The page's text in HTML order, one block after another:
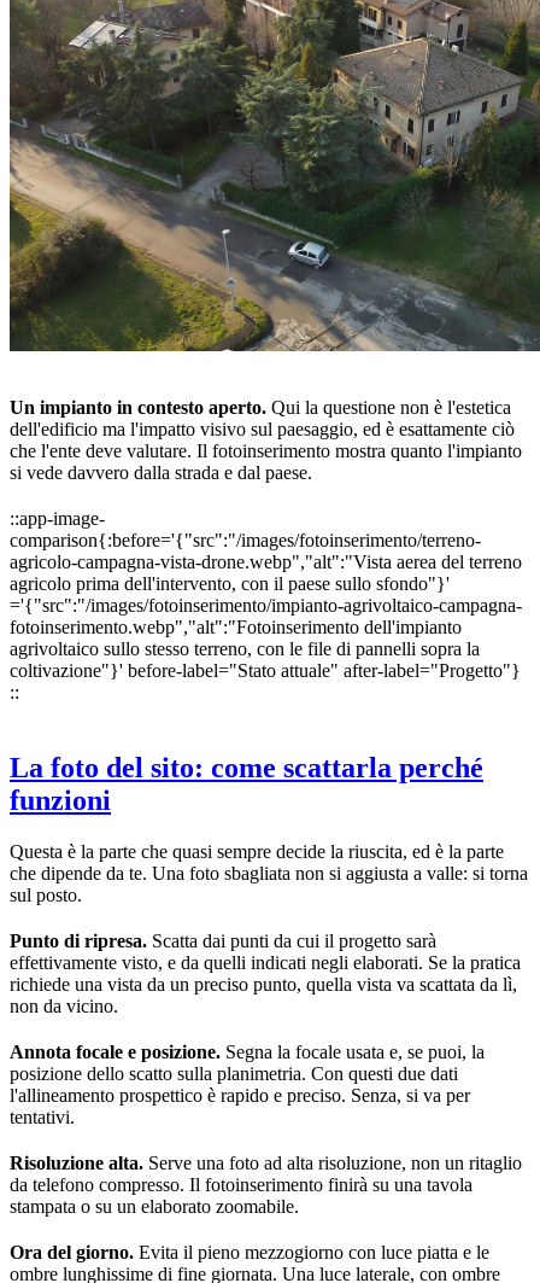
Un impianto in contesto aperto. Qui la questione non è l'estetica
dell'edificio ma l'impatto visivo sul paesaggio, ed è esattamente ciò
che l'ente deve valutare. Il fotoinserimento mostra quanto l'impianto
si vede davvero dalla strada e dal paese.
::app-image-
comparison{:before='{"src":"/images/fotoinserimento/terreno-
agricolo-campagna-vista-drone.webp","alt":"Vista aerea del terreno
agricolo prima dell'intervento, con il paese sullo sfondo"}'
='{"src":"/images/fotoinserimento/impianto-agrivoltaico-campagna-
fotoinserimento.webp","alt":"Fotoinserimento dell'impianto
agrivoltaico sullo stesso terreno, con le file di pannelli sopra la
coltivazione"}' before-label="Stato attuale" after-label="Progetto"}
::
La foto del sito: come scattarla perché
funzioni
Questa è la parte che quasi sempre decide la riuscita, ed è la parte
che dipende da te. Una foto sbagliata non si aggiusta a valle: si torna
sul posto.
Punto di ripresa. Scatta dai punti da cui il progetto sarà
effettivamente visto, e da quelli indicati negli elaborati. Se la pratica
richiede una vista da un preciso punto, quella vista va scattata da lì,
non da vicino.
Annota focale e posizione. Segna la focale usata e, se puoi, la
posizione dello scatto sulla planimetria. Con questi due dati
l'allineamento prospettico è rapido e preciso. Senza, si va per
tentativi.
Risoluzione alta. Serve una foto ad alta risoluzione, non un ritaglio
da telefono compresso. Il fotoinserimento finirà su una tavola
stampata o su un elaborato zoomabile.
Ora del giorno. Evita il pieno mezzogiorno con luce piatta e le
ombre lunghissime di fine giornata. Una luce laterale, con ombre